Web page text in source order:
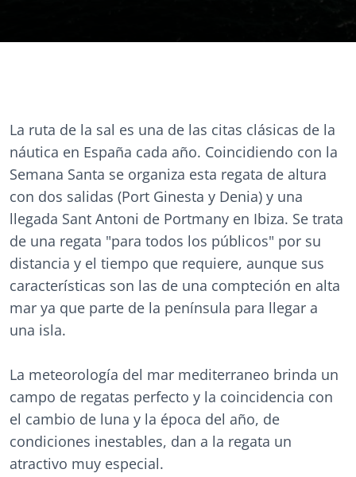
La ruta de la sal es una de las citas clásicas de la
náutica en España cada año. Coincidiendo con la
Semana Santa se organiza esta regata de altura
con dos salidas (Port Ginesta y Denia) y una
llegada Sant Antoni de Portmany en Ibiza. Se trata
de una regata "para todos los públicos" por su
distancia y el tiempo que requiere, aunque sus
características son las de una compteción en alta
mar ya que parte de la península para llegar a
una isla.
La meteorología del mar mediterraneo brinda un
campo de regatas perfecto y la coincidencia con
el cambio de luna y la época del año, de
condiciones inestables, dan a la regata un
atractivo muy especial.